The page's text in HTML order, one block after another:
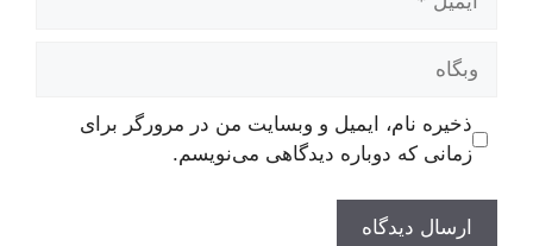
وبگاه
ذخیره نام، ایمیل و وبسایت من در مرورگر برای
زمانی که دوباره دیدگاهی می‌نویسم.